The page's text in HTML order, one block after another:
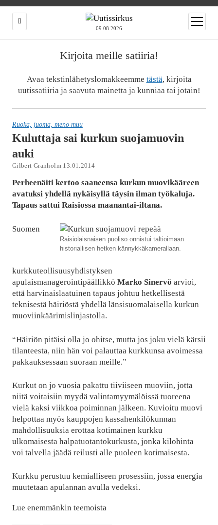
09.08.2026
open
menu
Kirjoita meille satiiria!
Avaa tekstinlähetyslomakkeemme tästä, kirjoita
uutissatiiria ja saavuta mainetta ja kunniaa tai jotain!
Ruoka, juoma, meno muu
Kuluttaja sai kurkun suojamuovin
auki
Gilbert Granholm 13.01.2014
Perheenäiti kertoo saaneensa kurkun muovikääreen
avatuksi yhdellä nykäisyllä täysin ilman työkaluja.
Tapaus sattui Raisiossa maanantai-iltana.
Raisiolaisnaisen puoliso onnistui taltioimaan
historiallisen hetken kännykkäkamerallaan.
Suomen
kurkkuteollisuusyhdistyksen
apulaismanagerointipäällikkö Marko Sinervö arvioi,
että harvinaislaatuinen tapaus johtuu hetkellisestä
teknisestä häiriöstä yhdellä länsisuomalaisella kurkun
muoviinkäärimislinjastolla.
“Häiriön pitäisi olla jo ohitse, mutta jos joku vielä kärsii
tilanteesta, niin hän voi palauttaa kurkkunsa avoimessa
pakkauksessaan suoraan meille.”
Kurkut on jo vuosia pakattu tiiviiseen muoviin, jotta
niitä voitaisiin myydä valintamyymälöissä tuoreena
vielä kaksi viikkoa poiminnan jälkeen. Kuvioitu muovi
helpottaa myös kauppojen kassahenkilökunnan
mahdollisuuksia erottaa kotimainen kurkku
ulkomaisesta halpatuotantokurkusta, jonka kilohinta
voi talvella jäädä reilusti alle puoleen kotimaisesta.
Kurkku perustuu kemialliseen prosessiin, jossa energia
muutetaan apulannan avulla vedeksi.
Lue enemmänkin teemoista